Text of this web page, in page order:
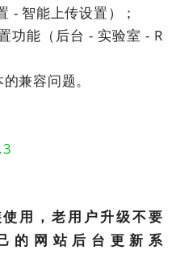
- 智能上传设置）；
能（后台 - 实验室 - R
兼容问题。
用，老用户升级不要
的网站后台更新系